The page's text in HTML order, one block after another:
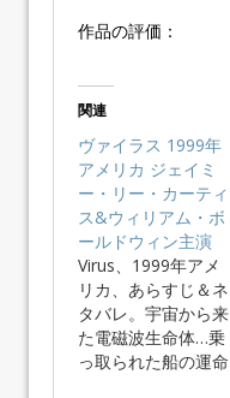
作品の評価：
関連
ヴァイラス 1999年
アメリカ ジェイミ
ー・リー・カーティ
ス&ウィリアム・ボ
ールドウィン主演
Virus、1999年アメ
リカ、あらすじ＆ネ
タバレ。宇宙から来
た電磁波生命体…乗
っ取られた船の運命